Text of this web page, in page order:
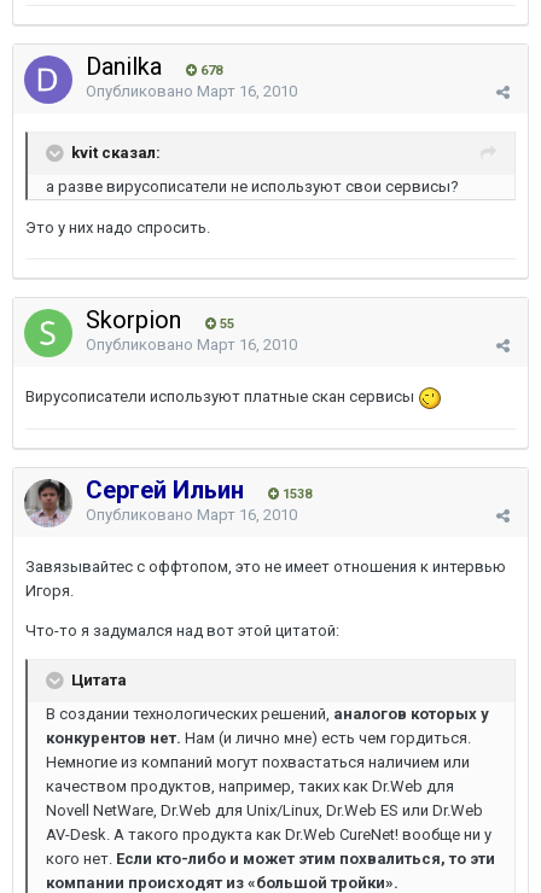
Danilka 678
Опубликовано Март 16, 2010
kvit сказал:
а разве вирусописатели не используют свои сервисы?
Это у них надо спросить.
Skorpion 55
Опубликовано Март 16, 2010
Вирусописатели используют платные скан сервисы
Сергей Ильин 1538
Опубликовано Март 16, 2010
Завязывайтес с оффтопом, это не имеет отношения к интервью
Игоря.
Что-то я задумался над вот этой цитатой:
Цитата
В создании технологических решений, аналогов которых у
конкурентов нет. Нам (и лично мне) есть чем гордиться.
Немногие из компаний могут похвастаться наличием или
качеством продуктов, например, таких как Dr.Web для
Novell NetWare, Dr.Web для Unix/Linuх, Dr.Web ES или Dr.Web
AV-Desk. А такого продукта как Dr.Web CureNet! вообще ни у
кого нет. Если кто-либо и может этим похвалиться, то эти
компании происходят из «большой тройки».